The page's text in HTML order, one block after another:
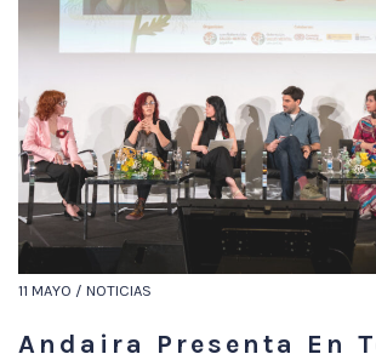
11 MAYO / NOTICIAS
Andaira Presenta En